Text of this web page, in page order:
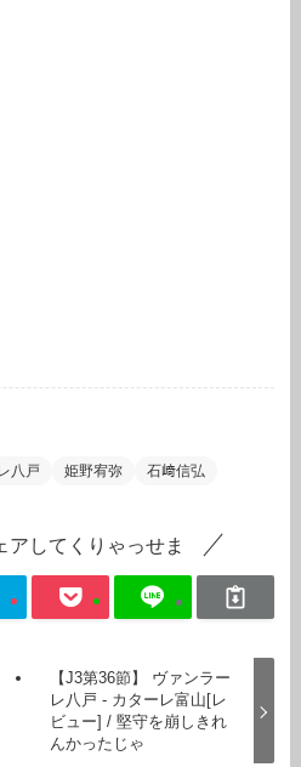
八戸 姫野宥弥 石﨑信弘
アしてくりゃっせま
【J3第36節】 ヴァンラー
レ八戸 - カターレ富山[レ
ビュー] / 堅守を崩しきれ
んかったじゃ